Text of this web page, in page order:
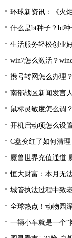
环球新资讯：《火
什么是bt种子？bt种
生活服务轻松创业
win7怎么激活？
携号转网怎么办理
南部战区新闻发言
鼠标灵敏度怎么调
开机启动项怎么设
C盘变红了如何清
魔兽世界充值通道
恒大财富：本月无
城管执法过程中致
全球热点！动物园
一辆小车就是一个“